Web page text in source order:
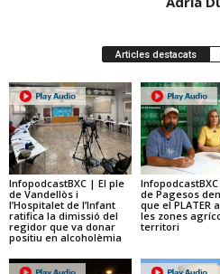
Articles destacats
InfopodcastBXC | El ple
de Vandellòs i
l’Hospitalet de l’Infant
ratifica la dimissió del
regidor que va donar
positiu en alcoholèmia
de Pagesos
que el PLATER
les zones
territori